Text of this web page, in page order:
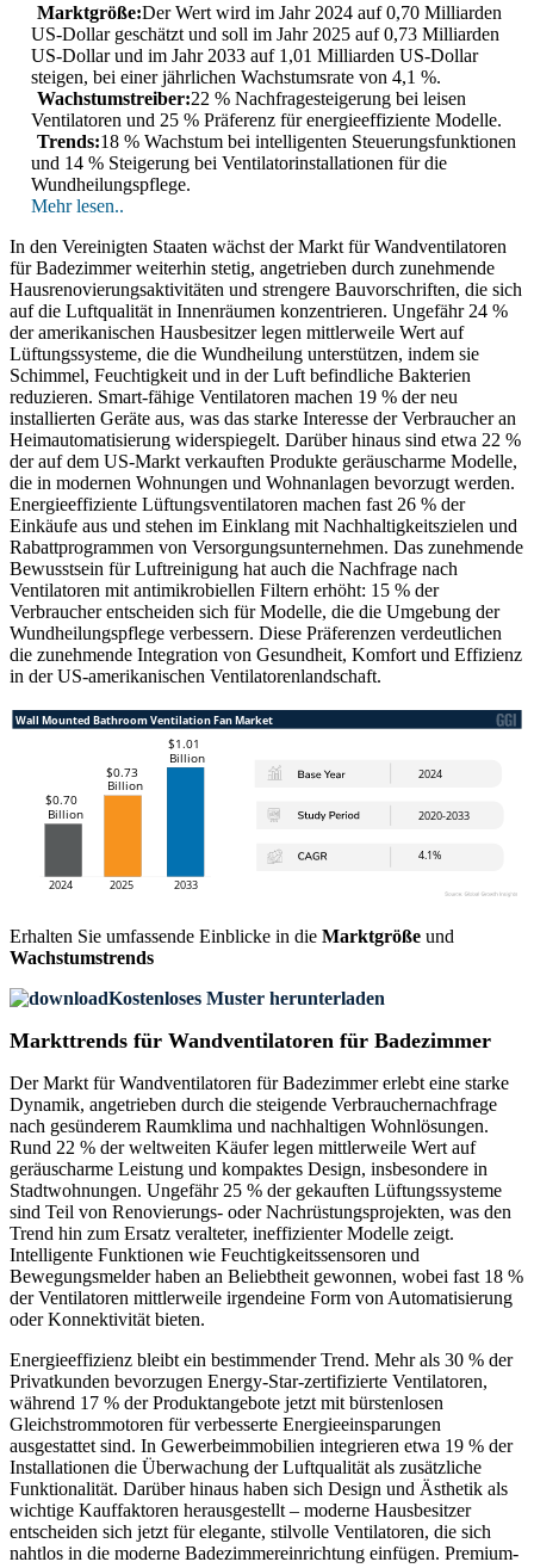
Marktgröße:Der Wert wird im Jahr 2024 auf 0,70 Milliarden
US-Dollar geschätzt und soll im Jahr 2025 auf 0,73 Milliarden
US-Dollar und im Jahr 2033 auf 1,01 Milliarden US-Dollar
steigen, bei einer jährlichen Wachstumsrate von 4,1 %.
Wachstumstreiber:22 % Nachfragesteigerung bei leisen
Ventilatoren und 25 % Präferenz für energieeffiziente Modelle.
Trends:18 % Wachstum bei intelligenten Steuerungsfunktionen
und 14 % Steigerung bei Ventilatorinstallationen für die
Wundheilungspflege.
Mehr lesen..
In den Vereinigten Staaten wächst der Markt für Wandventilatoren
für Badezimmer weiterhin stetig, angetrieben durch zunehmende
Hausrenovierungsaktivitäten und strengere Bauvorschriften, die sich
auf die Luftqualität in Innenräumen konzentrieren. Ungefähr 24 %
der amerikanischen Hausbesitzer legen mittlerweile Wert auf
Lüftungssysteme, die die Wundheilung unterstützen, indem sie
Schimmel, Feuchtigkeit und in der Luft befindliche Bakterien
reduzieren. Smart-fähige Ventilatoren machen 19 % der neu
installierten Geräte aus, was das starke Interesse der Verbraucher an
Heimautomatisierung widerspiegelt. Darüber hinaus sind etwa 22 %
der auf dem US-Markt verkauften Produkte geräuscharme Modelle,
die in modernen Wohnungen und Wohnanlagen bevorzugt werden.
Energieeffiziente Lüftungsventilatoren machen fast 26 % der
Einkäufe aus und stehen im Einklang mit Nachhaltigkeitszielen und
Rabattprogrammen von Versorgungsunternehmen. Das zunehmende
Bewusstsein für Luftreinigung hat auch die Nachfrage nach
Ventilatoren mit antimikrobiellen Filtern erhöht: 15 % der
Verbraucher entscheiden sich für Modelle, die die Umgebung der
Wundheilungspflege verbessern. Diese Präferenzen verdeutlichen
die zunehmende Integration von Gesundheit, Komfort und Effizienz
in der US-amerikanischen Ventilatorenlandschaft.
Erhalten Sie umfassende Einblicke in die Marktgröße und
Wachstumstrends
Kostenloses Muster herunterladen
Markttrends für Wandventilatoren für Badezimmer
Der Markt für Wandventilatoren für Badezimmer erlebt eine starke
Dynamik, angetrieben durch die steigende Verbrauchernachfrage
nach gesünderem Raumklima und nachhaltigen Wohnlösungen.
Rund 22 % der weltweiten Käufer legen mittlerweile Wert auf
geräuscharme Leistung und kompaktes Design, insbesondere in
Stadtwohnungen. Ungefähr 25 % der gekauften Lüftungssysteme
sind Teil von Renovierungs- oder Nachrüstungsprojekten, was den
Trend hin zum Ersatz veralteter, ineffizienter Modelle zeigt.
Intelligente Funktionen wie Feuchtigkeitssensoren und
Bewegungsmelder haben an Beliebtheit gewonnen, wobei fast 18 %
der Ventilatoren mittlerweile irgendeine Form von Automatisierung
oder Konnektivität bieten.
Energieeffizienz bleibt ein bestimmender Trend. Mehr als 30 % der
Privatkunden bevorzugen Energy-Star-zertifizierte Ventilatoren,
während 17 % der Produktangebote jetzt mit bürstenlosen
Gleichstrommotoren für verbesserte Energieeinsparungen
ausgestattet sind. In Gewerbeimmobilien integrieren etwa 19 % der
Installationen die Überwachung der Luftqualität als zusätzliche
Funktionalität. Darüber hinaus haben sich Design und Ästhetik als
wichtige Kauffaktoren herausgestellt – moderne Hausbesitzer
entscheiden sich jetzt für elegante, stilvolle Ventilatoren, die sich
nahtlos in die moderne Badezimmereinrichtung einfügen. Premium-